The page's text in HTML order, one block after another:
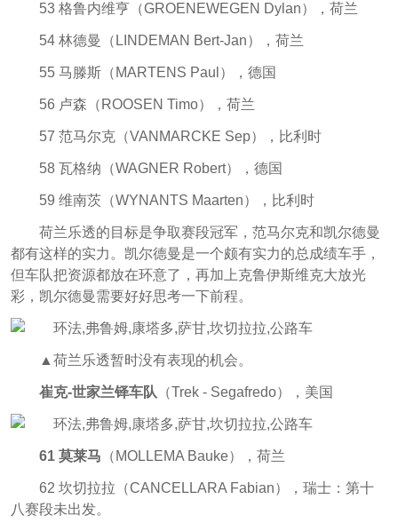
53 格鲁内维亨（GROENEWEGEN Dylan），荷兰
54 林德曼（LINDEMAN Bert-Jan），荷兰
55 马滕斯（MARTENS Paul），德国
56 卢森（ROOSEN Timo），荷兰
57 范马尔克（VANMARCKE Sep），比利时
58 瓦格纳（WAGNER Robert），德国
59 维南茨（WYNANTS Maarten），比利时
荷兰乐透的目标是争取赛段冠军，范马尔克和凯尔德曼
都有这样的实力。凯尔德曼是一个颇有实力的总成绩车手，
但车队把资源都放在环意了，再加上克鲁伊斯维克大放光
彩，凯尔德曼需要好好思考一下前程。
▲荷兰乐透暂时没有表现的机会。
崔克-世家兰铎车队 （Trek - Segafredo），美国
61 莫莱马 （MOLLEMA Bauke），荷兰
62 坎切拉拉（CANCELLARA Fabian），瑞士：第十
八赛段未出发。